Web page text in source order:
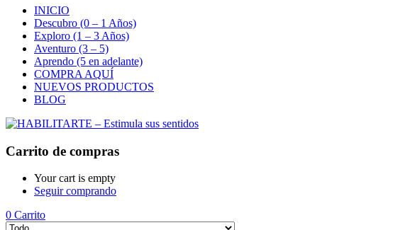
INICIO
Descubro (0 – 1 Años)
Exploro (1 – 3 Años)
Aventuro (3 – 5)
Aprendo (5 en adelante)
COMPRA AQUÍ
NUEVOS PRODUCTOS
BLOG
Carrito de compras
Your cart is empty
Seguir comprando
0 Carrito